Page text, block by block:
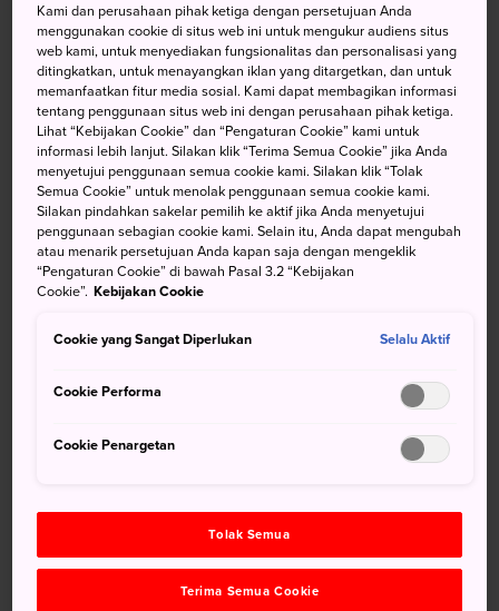
KATA KUNCI PETA
Merayakan Kedatangan Musim
Semi dengan Festival Bunga
Taman Bunga Ashikaga terkenal dengan lampu malam dan
pemandangan bunga selama musim dingin saat wisteria
bermekaran di area yang luas dari akhir bulan April hingga
Bunga Musim Semi yang menampilkan puluhan ribu
Keindahan alami yang sempurna di taman
Lebih dari 20.000 tulip dan bunga lainnya
Kami dan perusahaan pihak ketiga dengan persetujuan Anda
menggunakan cookie di situs web ini untuk mengukur audiens situs
web kami, untuk menyediakan fungsionalitas dan personalisasi yang
ditingkatkan, untuk menayangkan iklan yang ditargetkan, dan untuk
memanfaatkan fitur media sosial. Kami dapat membagikan informasi
tentang penggunaan situs web ini dengan perusahaan pihak ketiga.
Lihat “Kebijakan Cookie” dan “Pengaturan Cookie” kami untuk
informasi lebih lanjut. Silakan klik “Terima Semua Cookie” jika Anda
menyetujui penggunaan semua cookie kami. Silakan klik “Tolak
Semua Cookie” untuk menolak penggunaan semua cookie kami.
Silakan pindahkan sakelar pemilih ke aktif jika Anda menyetujui
penggunaan sebagian cookie kami. Selain itu, Anda dapat mengubah
atau menarik persetujuan Anda kapan saja dengan mengeklik
“Pengaturan Cookie” di bawah Pasal 3.2 “Kebijakan
Cookie”. Kebijakan Cookie
Cookie yang Sangat Diperlukan Selalu Aktif
Cookie Performa
Cookie Penargetan
Tolak Semua
Terima Semua Cookie